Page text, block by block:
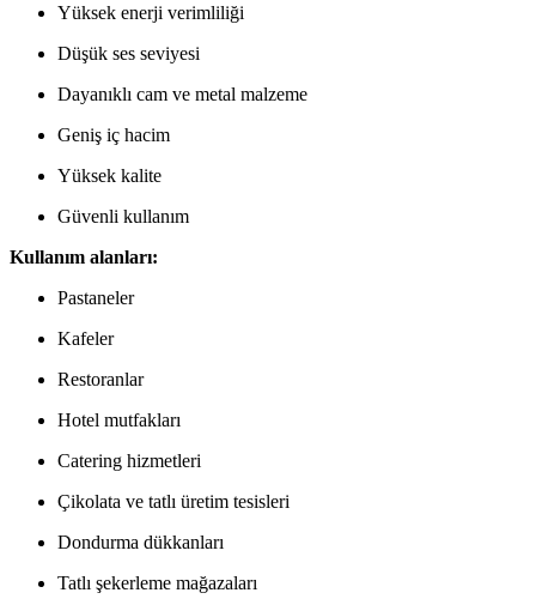
Yüksek enerji verimliliği
Düşük ses seviyesi
Dayanıklı cam ve metal malzeme
Geniş iç hacim
Yüksek kalite
Güvenli kullanım
Kullanım alanları:
Pastaneler
Kafeler
Restoranlar
Hotel mutfakları
Catering hizmetleri
Çikolata ve tatlı üretim tesisleri
Dondurma dükkanları
Tatlı şekerleme mağazaları